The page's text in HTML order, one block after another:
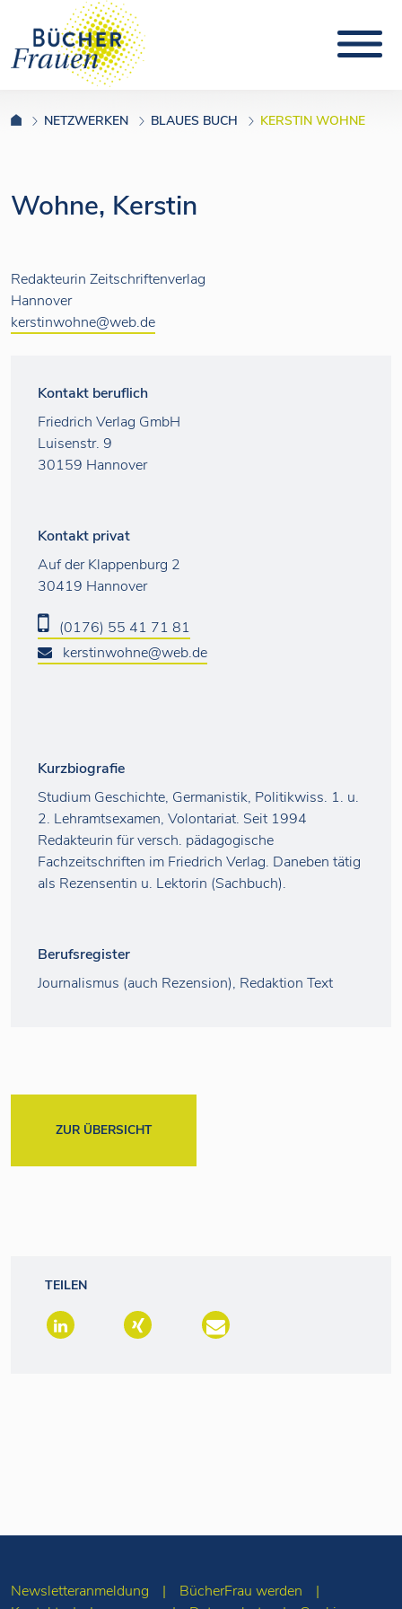
NETZWERKEN BLAUES BUCH KERSTIN WOHNE
Wohne, Kerstin
Redakteurin Zeitschriftenverlag
Hannover
kerstinwohne@web.de
Kontakt beruflich
Friedrich Verlag GmbH
Luisenstr. 9
30159 Hannover
Kontakt privat
Auf der Klappenburg 2
30419 Hannover
(0176) 55 41 71 81
kerstinwohne@web.de
Kurzbiografie
Studium Geschichte, Germanistik, Politikwiss. 1. u.
2. Lehramtsexamen, Volontariat. Seit 1994
Redakteurin für versch. pädagogische
Fachzeitschriften im Friedrich Verlag. Daneben tätig
als Rezensentin u. Lektorin (Sachbuch).
Berufsregister
Journalismus (auch Rezension), Redaktion Text
ZUR ÜBERSICHT
TEILEN
Newsletteranmeldung
BücherFrau werden